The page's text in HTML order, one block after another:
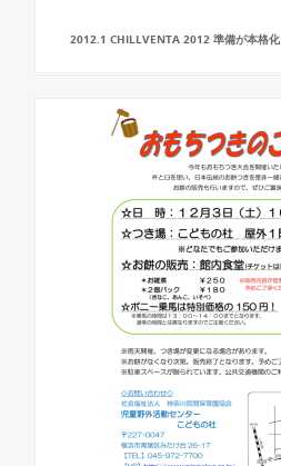
2012.1 CHILLVENTA 2012 準備が本格化